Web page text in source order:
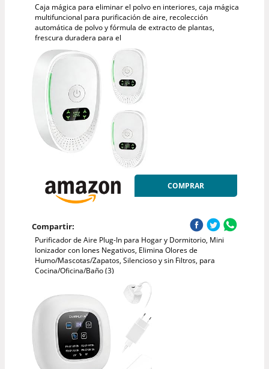
Caja mágica para eliminar el polvo en interiores, caja mágica
multifuncional para purificación de aire, recolección
automática de polvo y fórmula de extracto de plantas,
frescura duradera para el
COMPRAR
Compartir:
Purificador de Aire Plug-In para Hogar y Dormitorio, Mini
Ionizador con Iones Negativos, Elimina Olores de
Humo/Mascotas/Zapatos, Silencioso y sin Filtros, para
Cocina/Oficina/Baño (3)